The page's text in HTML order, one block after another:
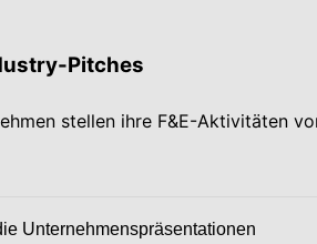
Pitches
stellen ihre F&E-Aktivitäten
Unternehmenspräsentationen